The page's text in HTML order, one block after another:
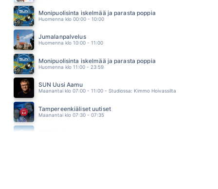
BACKSTREET BOYS
05.27
Monipuolisinta iskelmää ja parasta poppia
Huomenna klo 00:00 - 10:00
Jumalanpalvelus
Huomenna klo 10:00 - 11:00
Monipuolisinta iskelmää ja parasta poppia
Huomenna klo 11:00 - 23:59
SUN Uusi Aamu
Maanantai klo 07:00 - 11:00 - Studiossa: Kimmo Hoivassilta
Tampereenkiäliset uutiset
Maanantai klo 07:30 - 07:35